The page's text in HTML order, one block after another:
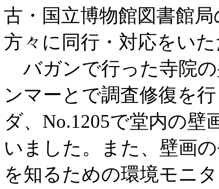
古・国立博物館図書館
方々に同行・対応をい
バガンで行った寺院
ンマーとで調査修復を
ダ、No.1205で堂内の壁
いました。また、壁画
を知るための環境モニ